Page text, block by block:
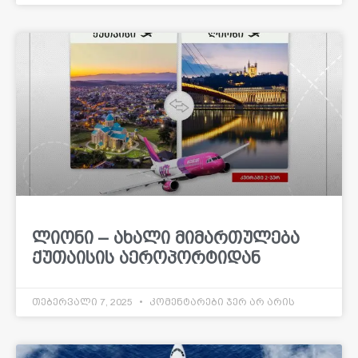
ლიონი – ახალი მიმართულება
ქუთაისის აეროპორტიდან
თებერვალი 7, 2025 კომენტარები ჯერ არ არის